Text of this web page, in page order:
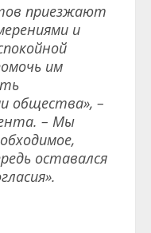
приезжают
и
им
общества», –
– Мы
оставался